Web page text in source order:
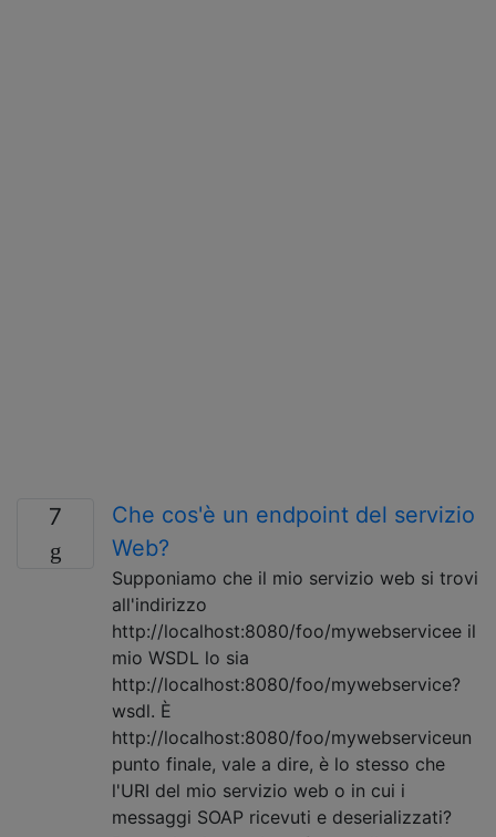
7
Che cos'è un endpoint del servizio
Web?
Supponiamo che il mio servizio web si trovi
all'indirizzo
http://localhost:8080/foo/mywebservicee il
mio WSDL lo sia
http://localhost:8080/foo/mywebservice?
wsdl. È
http://localhost:8080/foo/mywebserviceun
punto finale, vale a dire, è lo stesso che
l'URI del mio servizio web o in cui i
messaggi SOAP ricevuti e deserializzati?